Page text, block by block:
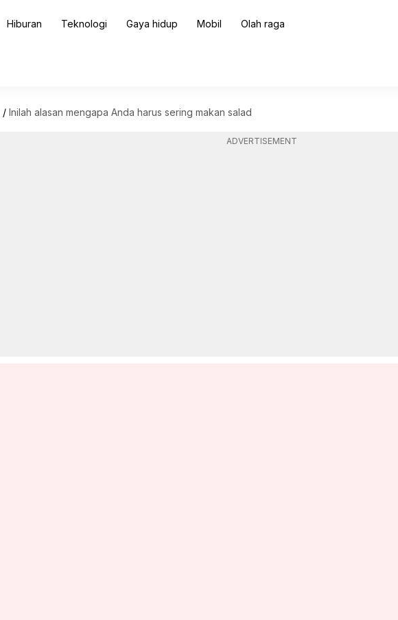
Hiburan Teknologi Gaya hidup Mobil Olah raga
/ Inilah alasan mengapa Anda harus sering makan salad
ADVERTISEMENT